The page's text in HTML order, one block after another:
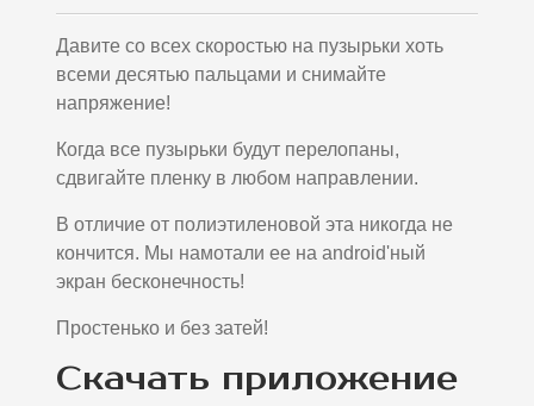
Давите со всех скоростью на пузырьки хоть
всеми десятью пальцами и снимайте
напряжение!
Когда все пузырьки будут перелопаны,
сдвигайте пленку в любом направлении.
В отличие от полиэтиленовой эта никогда не
кончится. Мы намотали ее на android'ный
экран бесконечность!
Простенько и без затей!
Скачать приложение